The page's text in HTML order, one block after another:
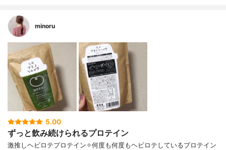
minoru
5.00
ずっと飲み続けられるプロテイン
激推しヘビロテプロテイン✧何度も何度もヘビロテしているプロテイン